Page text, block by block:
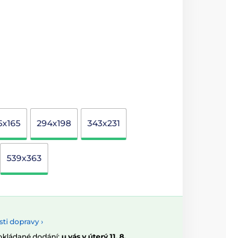
294x198 343x231
539x363
dopravy ›